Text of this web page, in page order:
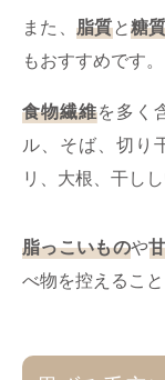
また、 脂質と糖
もおすすめです。
食物繊維を多く
ル、そば、切り
リ、大根、干し
脂っこいものや
べ物を控えること